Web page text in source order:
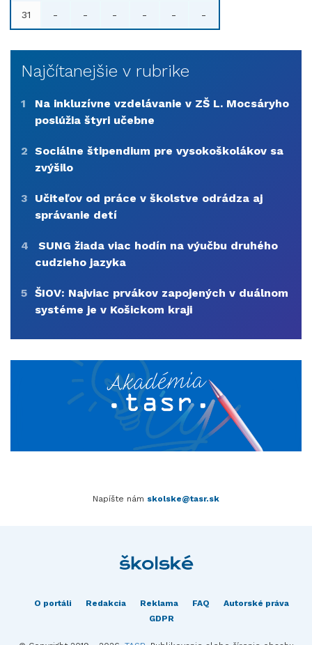
31 - - - - - -
Najčítanejšie v rubrike
1
Na inkluzívne vzdelávanie v ZŠ L. Mocsáryho
poslúžia štyri učebne
2 Sociálne štipendium pre vysokoškolákov sa
zvýšilo
3
Učiteľov od práce v školstve odrádza aj
správanie detí
4
SUNG žiada viac hodín na výučbu druhého
cudzieho jazyka
5 ŠIOV: Najviac prvákov zapojených v duálnom
systéme je v Košickom kraji
Napíšte nám skolske@tasr.sk
O portáli Redakcia Reklama FAQ
Autorské práva
GDPR